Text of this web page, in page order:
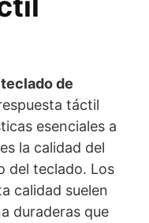
teclado de
táctil
esenciales a
la calidad del
del teclado. Los
calidad suelen
duraderas que